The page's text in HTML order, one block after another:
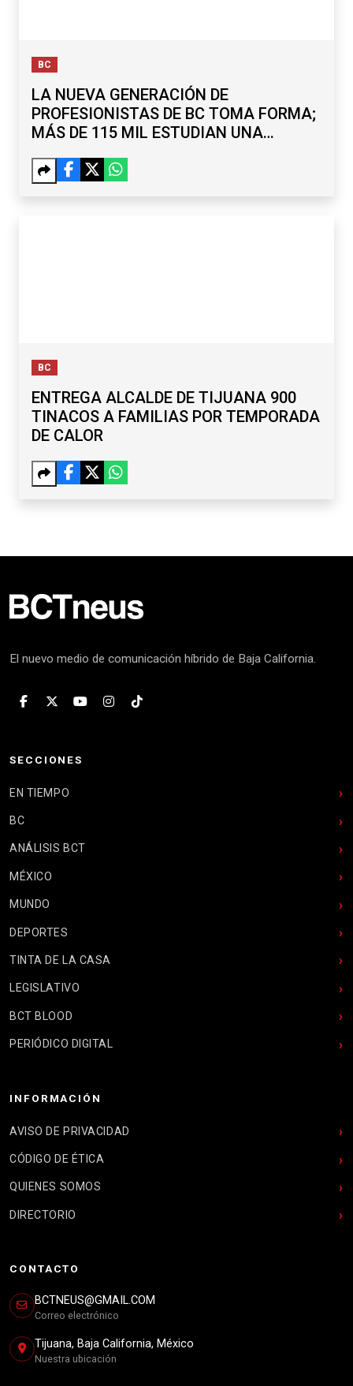
BC
LA NUEVA GENERACIÓN DE
PROFESIONISTAS DE BC TOMA FORMA;
MÁS DE 115 MIL ESTUDIAN UNA
BC
ENTREGA ALCALDE DE TIJUANA 900
TINACOS A FAMILIAS POR TEMPORADA
DE CALOR
El nuevo medio de comunicación híbrido de Baja California.
SECCIONES
EN TIEMPO
BC
ANÁLISIS BCT
MÉXICO
MUNDO
DEPORTES
TINTA DE LA CASA
LEGISLATIVO
BCT BLOOD
PERIÓDICO DIGITAL
INFORMACIÓN
AVISO DE PRIVACIDAD
CÓDIGO DE ÉTICA
QUIENES SOMOS
DIRECTORIO
CONTACTO
BCTNEUS@GMAIL.COM
Correo electrónico
Tijuana, Baja California, México
Nuestra ubicación